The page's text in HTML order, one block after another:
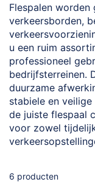
Flespalen
verkeersborden,
u een ruim
professioneel
bedrijfsterreinen.
duurzame
stabiele en
de juiste flespaal
voor zowel
6 producten